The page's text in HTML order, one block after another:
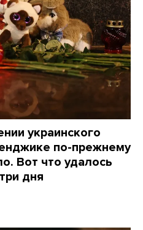
украинского
по-прежнему
Вот что удалось
дня